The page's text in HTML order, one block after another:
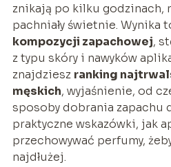
znikają po kilku godzinach,
pachniały świetnie. Wynika
kompozycji zapachowej,
z typu skóry i nawyków
znajdziesz ranking
męskich, wyjaśnienie, od
sposoby dobrania zapachu
praktyczne wskazówki, jak
przechowywać perfumy,
najdłużej.